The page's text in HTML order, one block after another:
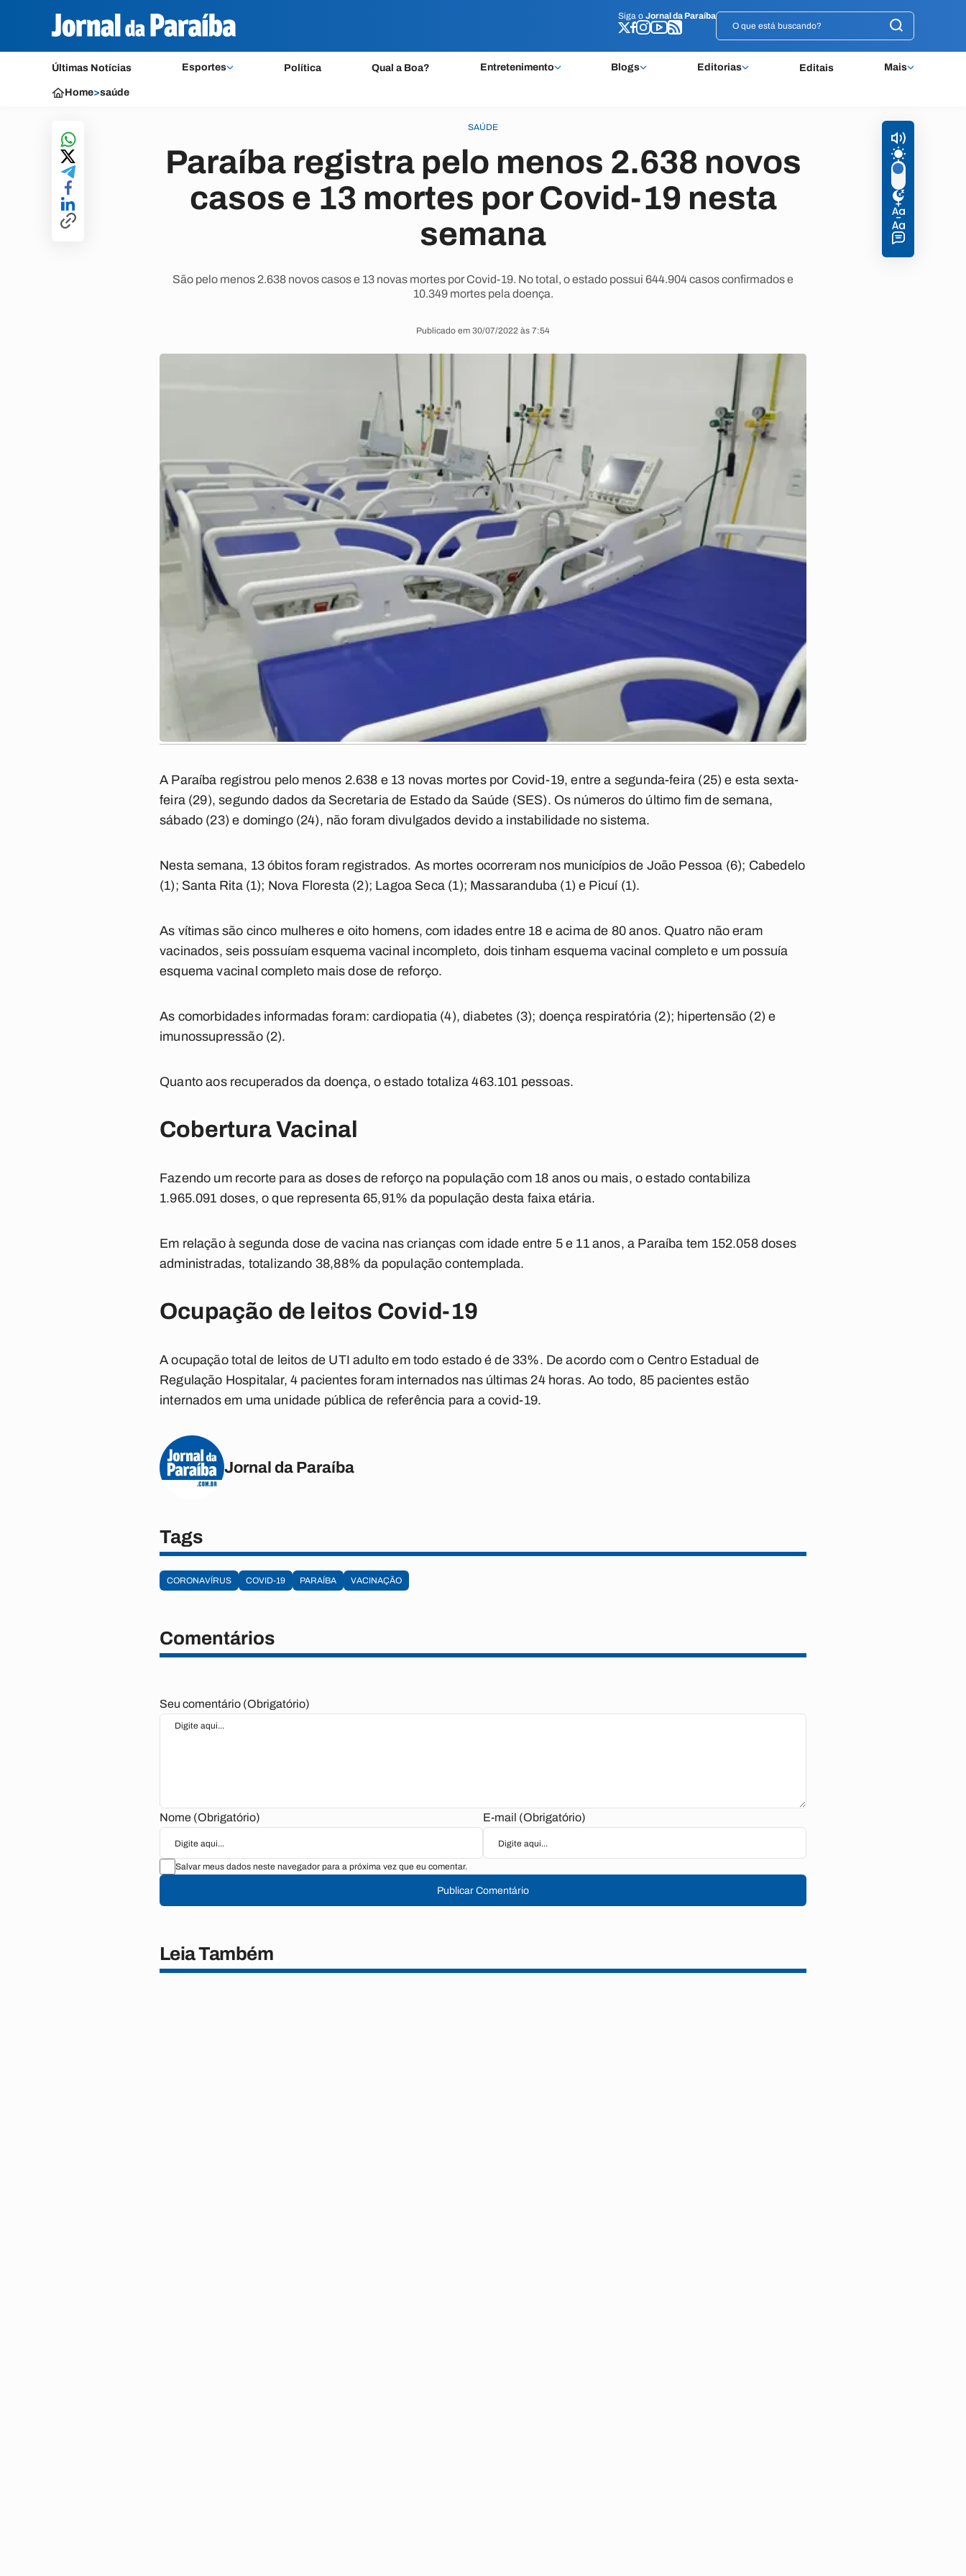
Siga o Jornal da Paraíba
Últimas Notícias Esportes Política Qual a Boa? Entretenimento Blogs Editorias Editais Mais
Siga o Jornal da Paraíba
Home>saúde
SAÚDE
Paraíba registra pelo menos 2.638 novos
casos e 13 mortes por Covid-19 nesta
semana
São pelo menos 2.638 novos casos e 13 novas mortes por Covid-19. No total, o estado possui 644.904 casos confirmados e
10.349 mortes pela doença.
Publicado em 30/07/2022 às 7:54
A Paraíba registrou pelo menos 2.638 e 13 novas mortes por Covid-19, entre a segunda-feira (25) e esta sexta-
feira (29), segundo dados da Secretaria de Estado da Saúde (SES). Os números do último fim de semana,
sábado (23) e domingo (24), não foram divulgados devido a instabilidade no sistema.
Nesta semana, 13 óbitos foram registrados. As mortes ocorreram nos municípios de João Pessoa (6); Cabedelo
(1); Santa Rita (1); Nova Floresta (2); Lagoa Seca (1); Massaranduba (1) e Picuí (1).
As vítimas são cinco mulheres e oito homens, com idades entre 18 e acima de 80 anos. Quatro não eram
vacinados, seis possuíam esquema vacinal incompleto, dois tinham esquema vacinal completo e um possuía
esquema vacinal completo mais dose de reforço.
As comorbidades informadas foram: cardiopatia (4), diabetes (3); doença respiratória (2); hipertensão (2) e
imunossupressão (2).
Quanto aos recuperados da doença, o estado totaliza 463.101 pessoas.
Cobertura Vacinal
Fazendo um recorte para as doses de reforço na população com 18 anos ou mais, o estado contabiliza
1.965.091 doses, o que representa 65,91% da população desta faixa etária.
Em relação à segunda dose de vacina nas crianças com idade entre 5 e 11 anos, a Paraíba tem 152.058 doses
administradas, totalizando 38,88% da população contemplada.
Ocupação de leitos Covid-19
A ocupação total de leitos de UTI adulto em todo estado é de 33%. De acordo com o Centro Estadual de
Regulação Hospitalar, 4 pacientes foram internados nas últimas 24 horas. Ao todo, 85 pacientes estão
internados em uma unidade pública de referência para a covid-19.
Jornal da Paraíba
Tags
CORONAVÍRUS COVID-19 PARAÍBA VACINAÇÃO
Comentários
Seu comentário (Obrigatório)
Nome (Obrigatório) E-mail (Obrigatório)
Salvar meus dados neste navegador para a próxima vez que eu comentar.
Publicar Comentário
Leia Também